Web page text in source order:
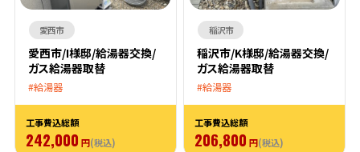
愛西市
愛西市/I様邸/給湯器交換/
ガス給湯器取替
給湯器
工事費込総額
242,000 円(税込)
稲沢市
稲沢市/K様邸/給湯器交換/
ガス給湯器取替
給湯器
工事費込総額
206,800 円(税込)